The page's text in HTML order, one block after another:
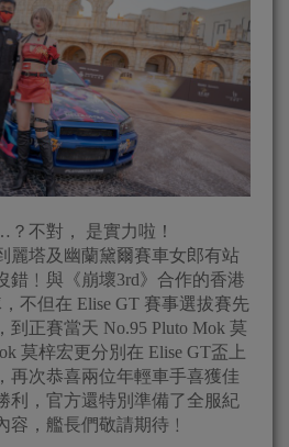
不對， 是實力啦！
麗塔及幽蘭黛爾賽車女郎有站
錯﹗與《崩壞3rd》合作的香港
，不但在 Elise GT 賽事選拔賽先
正賽當天 No.95 Pluto Mok 莫
莫梓宏更分別在 Elise GT盃上
再次恭喜兩位年輕車手喜獲佳
利，官方還特別準備了全服紀
，艦長們敬請期待﹗